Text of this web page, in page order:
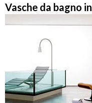
Vasche da bagno